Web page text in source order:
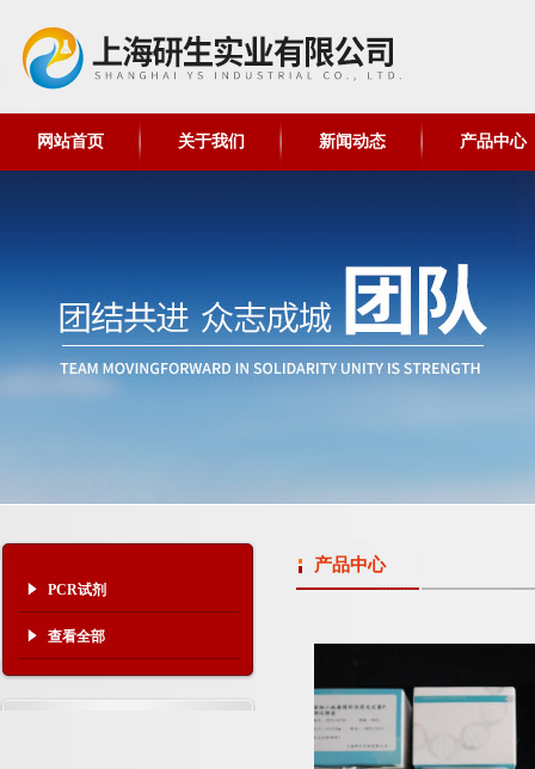
网站首页 关于我们 新闻动态 产品中心
PCR试剂
查看全部
产品中心